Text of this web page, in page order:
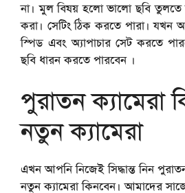
না। মুল বিষয় হলো ভালো ছবি তুলতে
করা। সেটিং ঠিক করতে পারা। যখন
স্পিড এবং অ্যাপাচার সেট করতে
ছবি ধারন করতে পারবেন ।
পুরাতন ক্যামেরা
নতুন ক্যামেরা
এখন আপনি নিজেই সিদ্ধান্ত নিন
নতুন ক্যামেরা কিনবেন। আমাদের